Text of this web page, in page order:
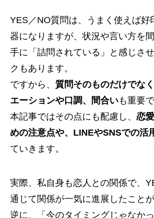
YES／NO質問は、うまく使えば好
器になりますが、状況や言い方を
手に「詰問されている」と感じさ
クもあります。
ですから、 質問そのものだけでな
エーションや口調、間合いも重要で
本記事ではその点にも配慮し、 恋
めの注意点や、LINEやSNSでの活
ていきます。
実際、私自身も恋人との関係で、
通じて関係が一気に進展したことが
逆に、「今のタイミングじゃなか